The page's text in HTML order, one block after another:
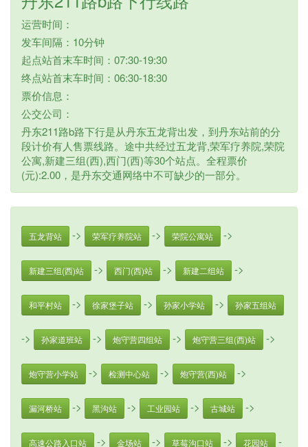
运营时间：
发车间隔：10分钟
起点站首末车时间：07:30-19:30
终点站首末车时间：06:30-18:30
票价信息：
公交公司：
丹东211路b路下行是从丹东五龙背出发，到丹东站前的分
段计价有人售票线路。途中共经过五龙背,荣军疗养院,荣院
公寓,新建三组(西),西门(西)等30个站点。全程票价
(元):2.00，是丹东交通网络中不可缺少的一部分。
五龙背站 -> 荣军疗养院站 -> 荣院公寓站 ->
新建三组(西)站 -> 西门(西)站 -> 新建二组站 ->
和平村站 -> 徐家堡子站 -> 孙家小学站 -> 孙家五组站
-> 孙家道班站 -> 炮守营四组站 -> 炮守营三组(西)站 ->
炮守营小学站 -> 检测中心站 -> 炮守营(西)站 ->
漏河桥站 -> 黑沟站 -> 工业园站 -> 古城站 ->
高速公路入口站 -> 金场站 -> 草莓沟口站 -> 花园站 -